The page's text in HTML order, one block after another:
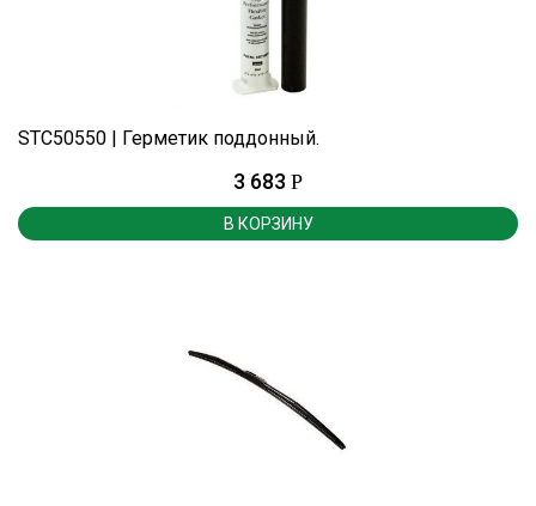
STC50550 | Герметик поддонный.
3 683 Р
В КОРЗИНУ